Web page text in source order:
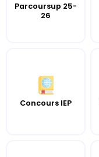
Parcoursup 25-
26
Concours IEP